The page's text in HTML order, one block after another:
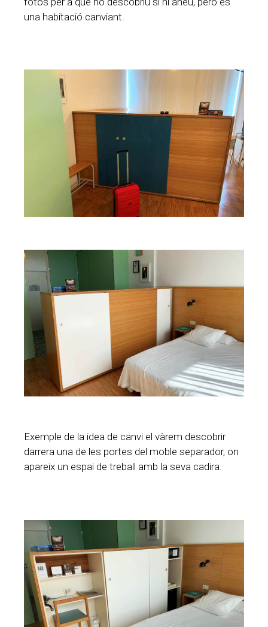
una habitació canviant.
Exemple de la idea de canvi el vàrem descobrir
darrera una de les portes del moble separador, on
apareix un espai de treball amb la seva cadira.